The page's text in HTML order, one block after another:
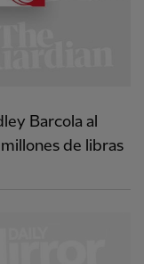
Barcola al
de libras